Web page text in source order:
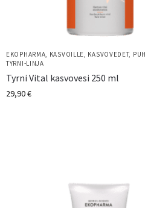
EKOPHARMA, KASVOILLE, KASVOVEDET,
TYRNI-LINJA
Tyrni Vital kasvovesi 250 ml
29,90€